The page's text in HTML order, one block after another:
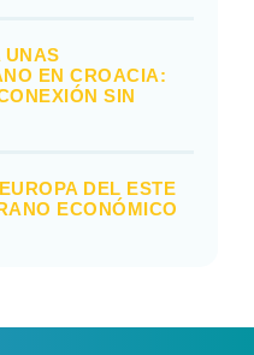
UNAS
EN CROACIA:
SIN
DEL ESTE
ECONÓMICO